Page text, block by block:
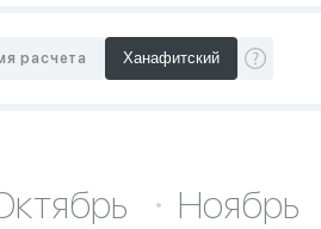
расчета
Ноябрь